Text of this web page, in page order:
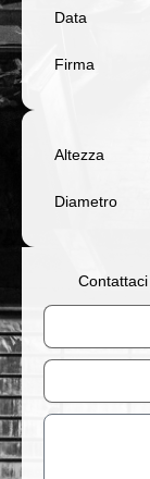
Data
Firma
Altezza
Diametro
Nome
Email
Messaggio